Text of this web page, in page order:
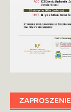
ZAPROSZENIE